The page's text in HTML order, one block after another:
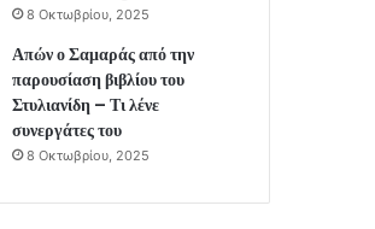
8 Οκτωβρίου, 2025
Απών ο Σαμαράς από την
παρουσίαση βιβλίου του
Στυλιανίδη – Τι λένε
συνεργάτες του
8 Οκτωβρίου, 2025